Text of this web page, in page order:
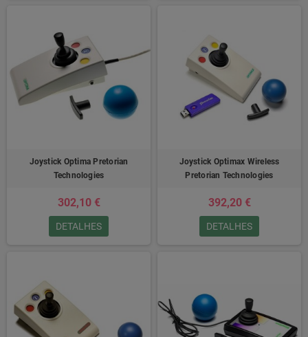
Joystick Optima Pretorian
Technologies
302,10 €
DETALHES
Joystick Optimax Wireless
Pretorian Technologies
392,20 €
DETALHES